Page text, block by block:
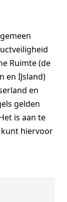
Ruimte (de
en IJsland)
en
gelden
is aan te
hiervoor